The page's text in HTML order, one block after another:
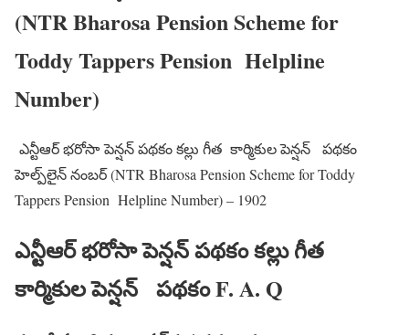
(NTR Bharosa Pension Scheme for
Toddy Tappers Pension Helpline
Number)
ఎన్టీఆర్ భరోసా పెన్షన్ పథకం కల్లు గీత కార్మికుల పెన్షన్ పథకం
హెల్ప్‌లైన్ నంబర్ (NTR Bharosa Pension Scheme for Toddy
Tappers Pension Helpline Number) – 1902
ఎన్టీఆర్ భరోసా పెన్షన్ పథకం కల్లు గీత
కార్మికుల పెన్షన్ పథకం F. A. Q